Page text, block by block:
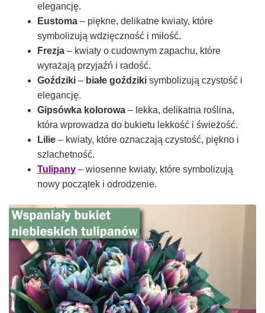
elegancję.
Eustoma – piękne, delikatne kwiaty, które
symbolizują wdzięczność i miłość.
Frezja – kwiaty o cudownym zapachu, które
wyrażają przyjaźń i radość.
Goździki – białe goździki symbolizują czystość i
elegancję.
Gipsówka kolorowa – lekka, delikatna roślina,
która wprowadza do bukietu lekkość i świeżość.
Lilie – kwiaty, które oznaczają czystość, piękno i
szlachetność.
Tulipany – wiosenne kwiaty, które symbolizują
nowy początek i odrodzenie.